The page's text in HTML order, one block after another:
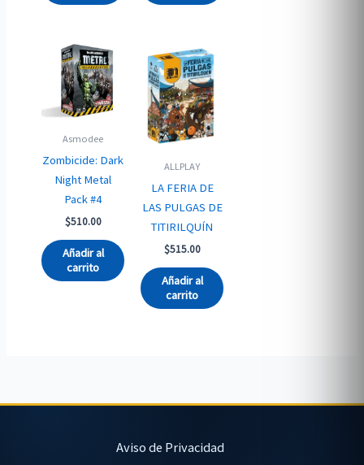
Asmodee
Zombicide: Dark
Night Metal
Pack #4
$510.00
Añadir al
carrito
ALLPLAY
LA FERIA DE
LAS PULGAS DE
TITIRILQUÍN
$515.00
Añadir al
carrito
Aviso de Privacidad